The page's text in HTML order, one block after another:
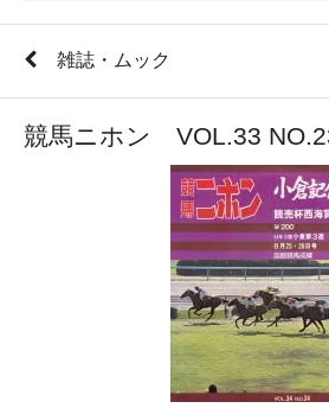
雑誌・ムック
競馬ニホン VOL.33